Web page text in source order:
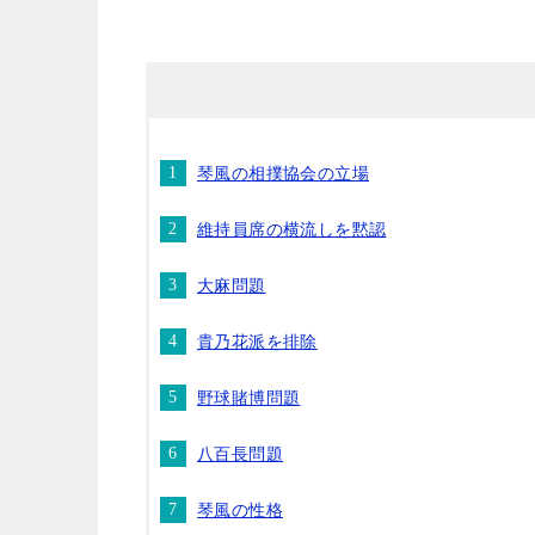
琴風の相撲協会の立場
維持員席の横流しを黙認
大麻問題
貴乃花派を排除
野球賭博問題
八百長問題
琴風の性格